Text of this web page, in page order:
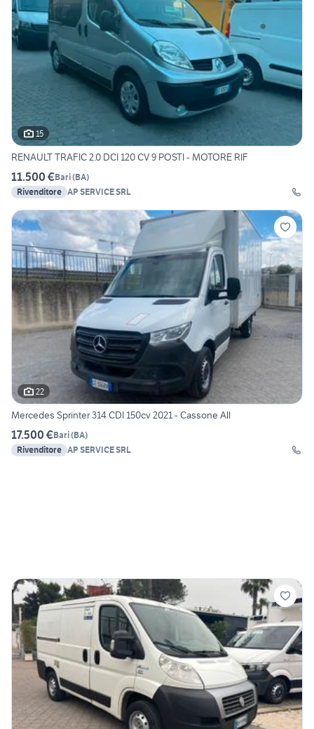
15
RENAULT TRAFIC 2.0 DCI 120 CV 9 POSTI - MOTORE RIF
11.500 €Bari(BA)
Rivenditore AP SERVICE SRL
22
Mercedes Sprinter 314 CDI 150cv 2021 - Cassone All
17.500 €Bari(BA)
Rivenditore AP SERVICE SRL